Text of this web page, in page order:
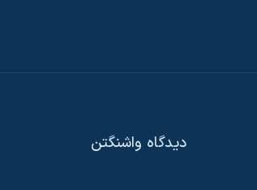
دیدگاه‌ واشنگتن